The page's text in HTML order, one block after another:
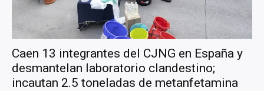
Caen 13 integrantes del CJNG en España y
desmantelan laboratorio clandestino;
incautan 2.5 toneladas de metanfetamina